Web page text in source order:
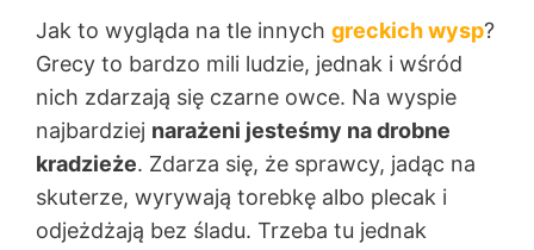
Jak to wygląda na tle innych greckich wysp?
Grecy to bardzo mili ludzie, jednak i wśród
nich zdarzają się czarne owce. Na wyspie
najbardziej narażeni jesteśmy na drobne
kradzieże. Zdarza się, że sprawcy, jadąc na
skuterze, wyrywają torebkę albo plecak i
odjeżdżają bez śladu. Trzeba tu jednak